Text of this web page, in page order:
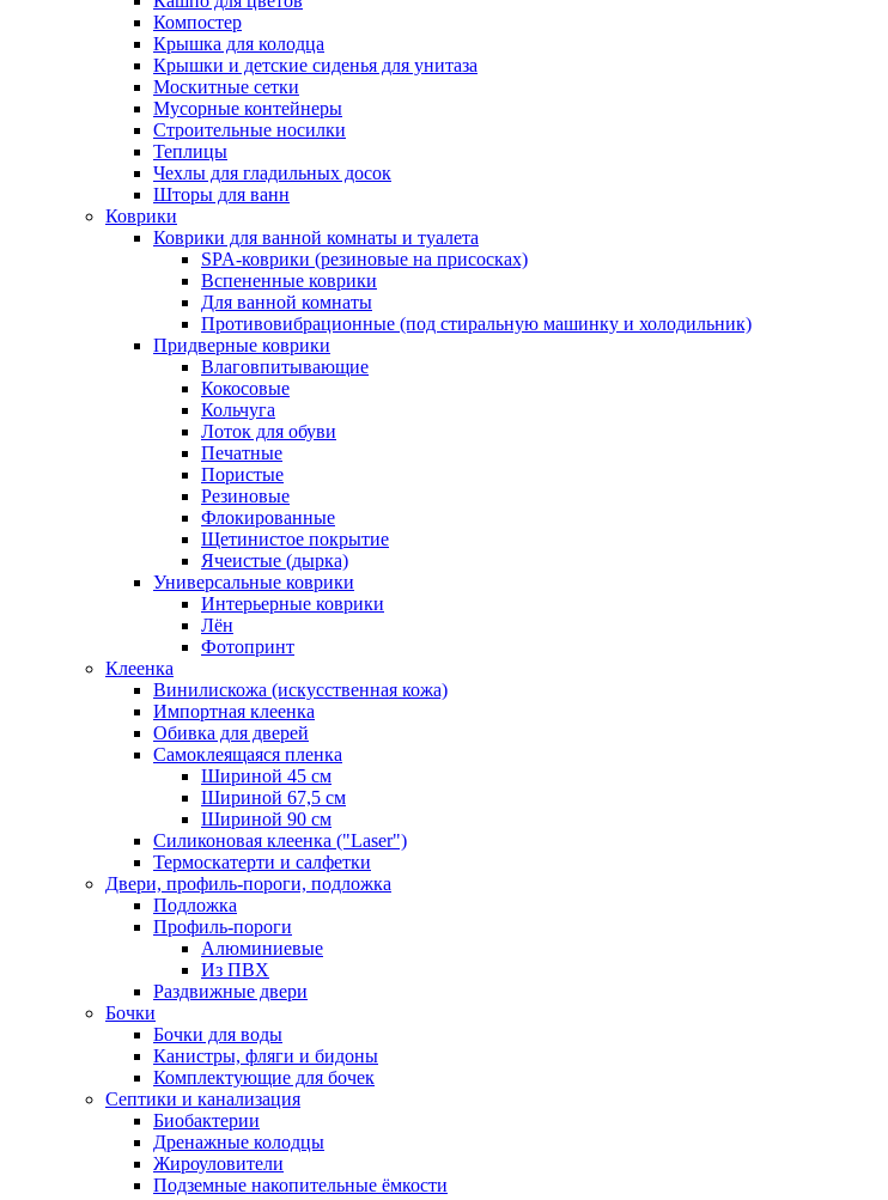
Компостер
Крышка для колодца
Крышки и детские сиденья для унитаза
Москитные сетки
Мусорные контейнеры
Строительные носилки
Теплицы
Чехлы для гладильных досок
Шторы для ванн
Коврики
Коврики для ванной комнаты и туалета
SPA-коврики (резиновые на присосках)
Вспененные коврики
Для ванной комнаты
Противовибрационные (под стиральную машинку и холодильник)
Придверные коврики
Влаговпитывающие
Кокосовые
Кольчуга
Лоток для обуви
Печатные
Пористые
Резиновые
Флокированные
Щетинистое покрытие
Ячеистые (дырка)
Универсальные коврики
Интерьерные коврики
Лён
Фотопринт
Клеенка
Винилискожа (искусственная кожа)
Импортная клеенка
Обивка для дверей
Самоклеящаяся пленка
Шириной 45 см
Шириной 67,5 см
Шириной 90 см
Силиконовая клеенка ("Laser")
Термоскатерти и салфетки
Двери, профиль-пороги, подложка
Подложка
Профиль-пороги
Алюминиевые
Из ПВХ
Раздвижные двери
Бочки
Бочки для воды
Канистры, фляги и бидоны
Комплектующие для бочек
Септики и канализация
Биобактерии
Дренажные колодцы
Жироуловители
Подземные накопительные ёмкости